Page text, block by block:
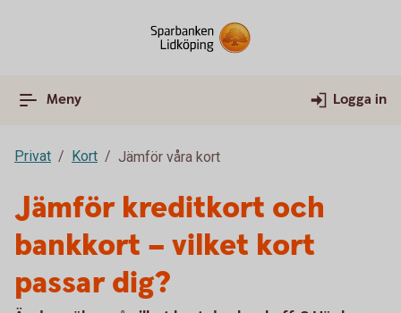
Meny Logga in
Privat Kort Jämför våra kort
Jämför kreditkort och
bankkort – vilket kort
passar dig?